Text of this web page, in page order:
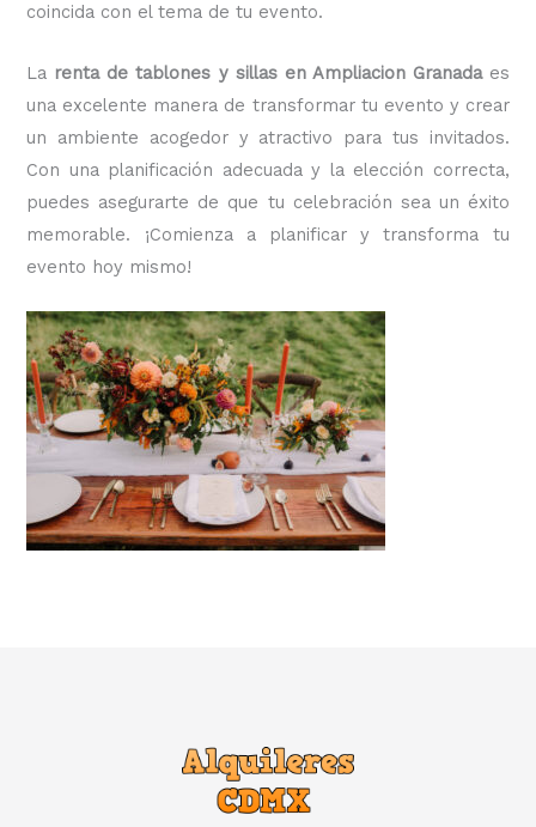
coincida con el tema de tu evento.
La renta de tablones y sillas en Ampliacion Granada es
una excelente manera de transformar tu evento y crear
un ambiente acogedor y atractivo para tus invitados.
Con una planificación adecuada y la elección correcta,
puedes asegurarte de que tu celebración sea un éxito
memorable. ¡Comienza a planificar y transforma tu
evento hoy mismo!